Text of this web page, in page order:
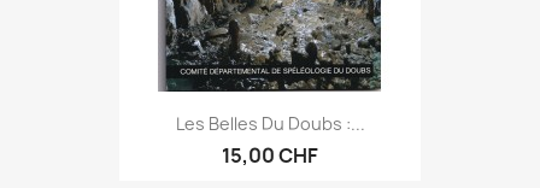
Les Belles Du Doubs :...
15,00 CHF